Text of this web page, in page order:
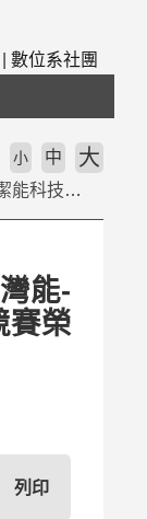
數位系社團
恭賀本系二○一九臺灣能-潔能科技創意實作競賽榮獲銅獎
小 中 大
能-
賽榮
列印